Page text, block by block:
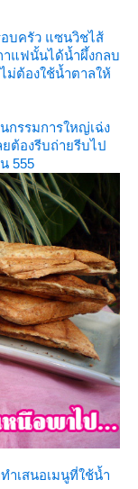
บครัว แซนวิชไส้
แฟนั้นได้น้ำผึ้งกลบ
ต้องใช้น้ำตาลให้
กรรมการใหญ่เฉ่ง
ยต้องรีบถ่ายรีบไป
555
ำเสนอเมนูที่ใช้น้ำ